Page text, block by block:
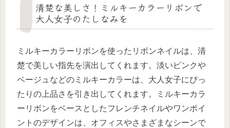
清楚な美しさ！ミルキーカラーリボンで
大人女子のたしなみを
ミルキーカラーリボンを使ったリボンネイルは、清
楚で美しい指先を演出してくれます。淡いピンクや
ベージュなどのミルキーカラーは、大人女子にぴっ
たりの上品さを引き出してくれます。ミルキーカラ
ーリボンをベースとしたフレンチネイルやワンポイ
ントのデザインは、オフィスやさまざまなシーンで